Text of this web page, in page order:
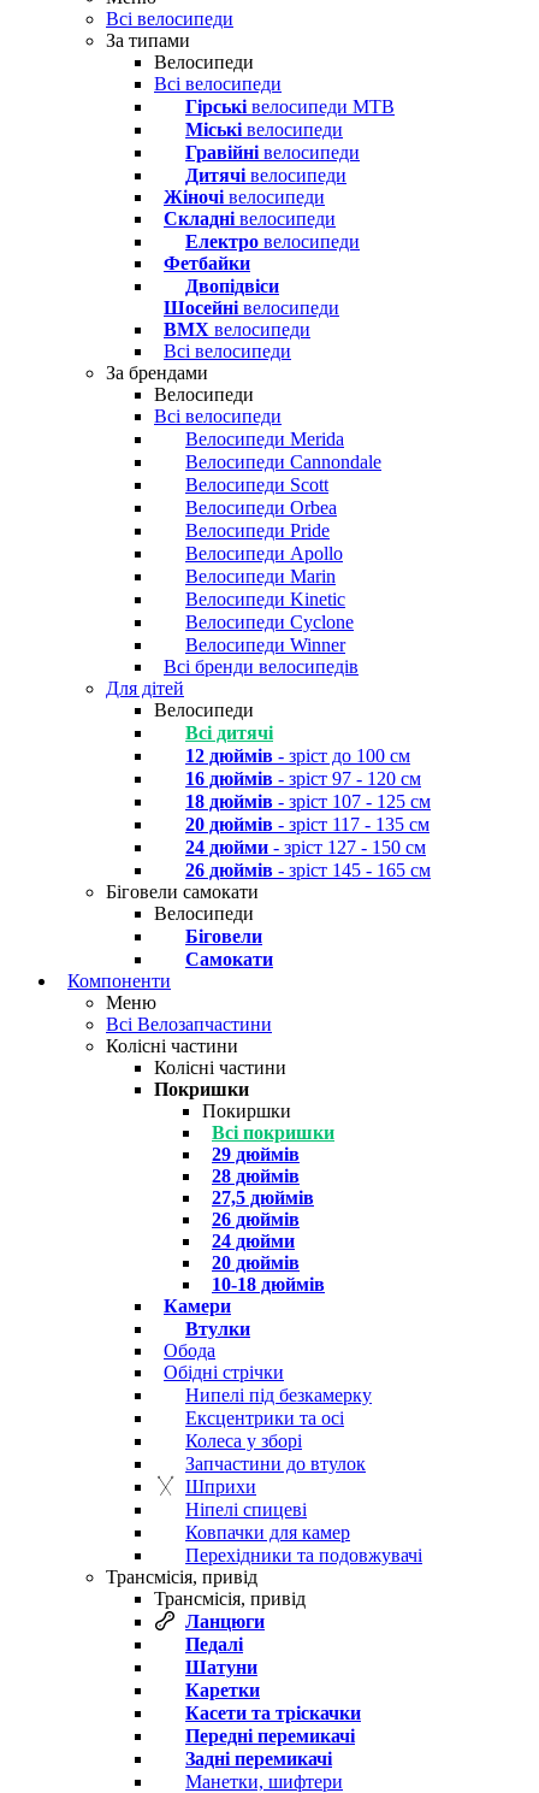
Всі велосипеди
За типами
Велосипеди
Всі велосипеди
Гірські велосипеди MTB
Міські велосипеди
Гравійні велосипеди
Дитячі велосипеди
Жіночі велосипеди
Складні велосипеди
Електро велосипеди
Фетбайки
Двопідвіси
Шосейні велосипеди
BMX велосипеди
Всі велосипеди
За брендами
Велосипеди
Всі велосипеди
Велосипеди Merida
Велосипеди Cannondale
Велосипеди Scott
Велосипеди Orbea
Велосипеди Pride
Велосипеди Apollo
Велосипеди Marin
Велосипеди Kinetic
Велосипеди Cyclone
Велосипеди Winner
Всі бренди велосипедів
Для дітей
Велосипеди
Всі дитячі
12 дюймів - зріст до 100 см
16 дюймів - зріст 97 - 120 см
18 дюймів - зріст 107 - 125 см
20 дюймів - зріст 117 - 135 см
24 дюйми - зріст 127 - 150 см
26 дюймів - зріст 145 - 165 см
Біговели самокати
Велосипеди
Біговели
Самокати
Компоненти
Меню
Всі Велозапчастини
Колісні частини
Колісні частини
Покришки
Покиршки
Всі покришки
29 дюймів
28 дюймів
27,5 дюймів
26 дюймів
24 дюйми
20 дюймів
10-18 дюймів
Камери
Втулки
Обода
Обідні стрічки
Нипелі під безкамерку
Ексцентрики та осі
Колеса у зборі
Запчастини до втулок
Шприхи
Ніпелі спицеві
Ковпачки для камер
Перехідники та подовжувачі
Трансмісія, привід
Трансмісія, привід
Ланцюги
Педалі
Шатуни
Каретки
Касети та тріскачки
Передні перемикачі
Задні перемикачі
Манетки, шифтери